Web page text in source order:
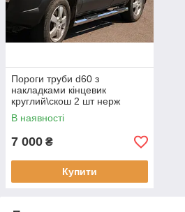
Пороги труби d60 з
накладками кінцевик
круглий\скош 2 шт нерж
Hyundai Tucson TL 2015-
В наявності
7 000 ₴
Купити